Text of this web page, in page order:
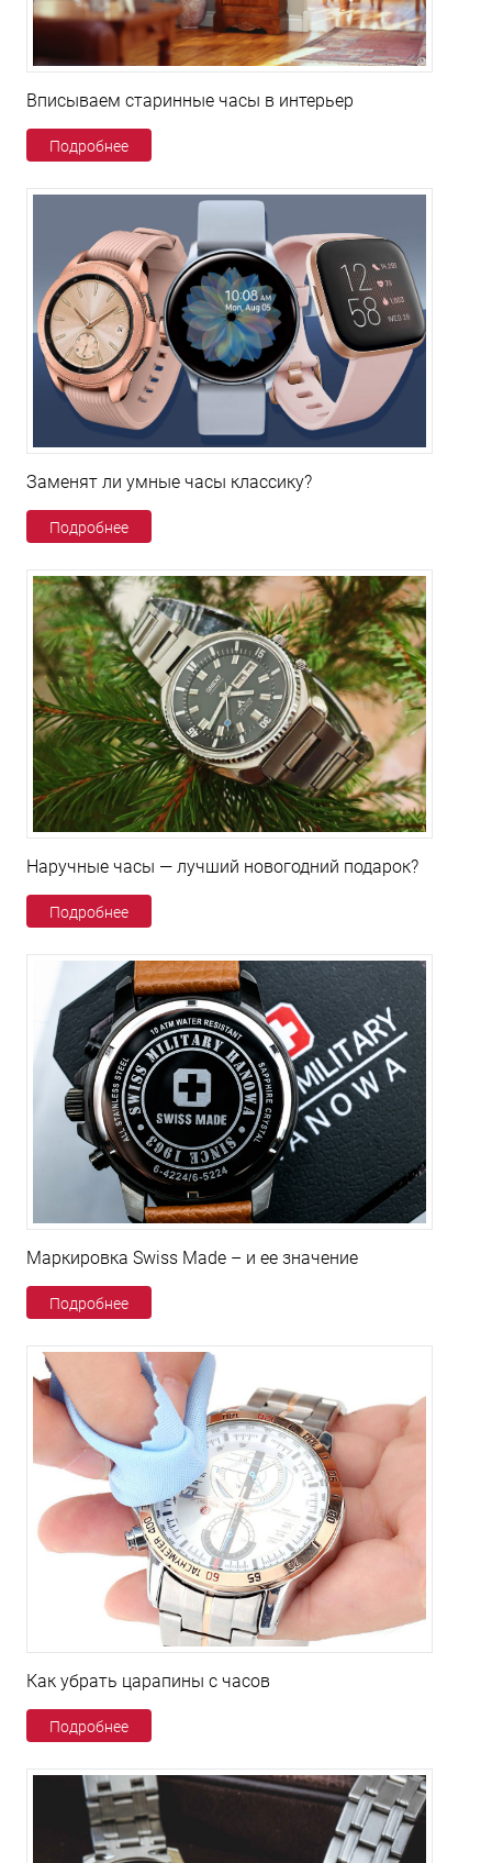
Вписываем старинные часы в интерьер
Подробнее
Заменят ли умные часы классику?
Подробнее
Наручные часы — лучший новогодний подарок?
Подробнее
Маркировка Swiss Made – и ее значение
Подробнее
Как убрать царапины с часов
Подробнее